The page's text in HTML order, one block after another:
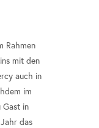
Rahmen
mit den
auch in
im
Gast in
das